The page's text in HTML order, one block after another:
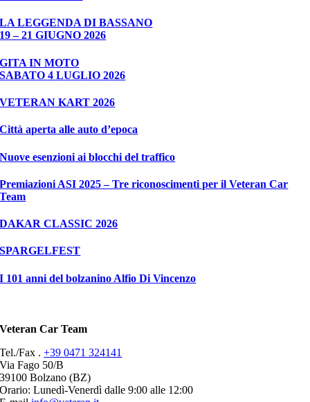
LA LEGGENDA DI BASSANO
19 – 21 GIUGNO 2026
GITA IN MOTO
SABATO 4 LUGLIO 2026
VETERAN KART 2026
Città aperta alle auto d’epoca
Nuove esenzioni ai blocchi del traffico
Premiazioni ASI 2025 – Tre riconoscimenti per il Veteran Car
Team
DAKAR CLASSIC 2026
SPARGELFEST
I 101 anni del bolzanino Alfio Di Vincenzo
Veteran Car Team
Tel./Fax .+39 0471 324141
Via Fago 50/B
39100 Bolzano (BZ)
Orario: Lunedì-Venerdì dalle 9:00 alle 12:00